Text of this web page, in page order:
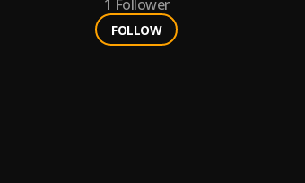
1 Follower
FOLLOW